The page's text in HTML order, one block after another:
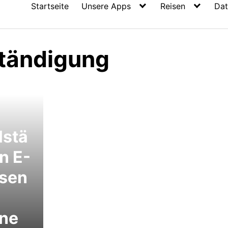
Startseite Unsere Apps Reisen
E-